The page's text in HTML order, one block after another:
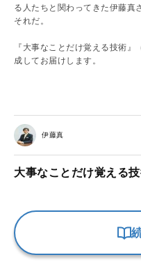
る人たちと関わってきた伊藤真
それだ。
『大事なことだけ覚える技術
成してお届けします。
伊藤真
大事なことだけ覚える